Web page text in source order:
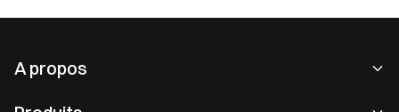
A propos